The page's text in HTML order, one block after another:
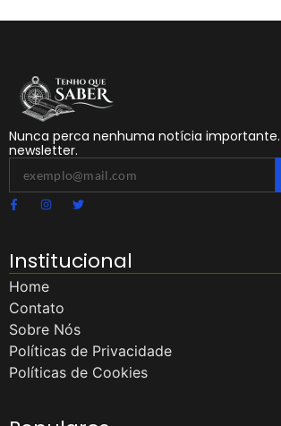
Nunca perca nenhuma notícia importante.
newsletter.
Institucional
Home
Contato
Sobre Nós
Políticas de Privacidade
Políticas de Cookies